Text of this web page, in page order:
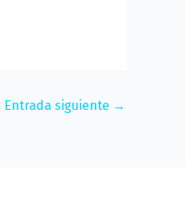
Entrada siguiente →